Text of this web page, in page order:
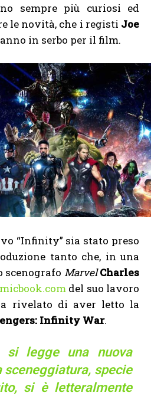
sempre più curiosi ed
le novità, che i registi Joe
in serbo per il film.
“Infinity” sia stato preso
tanto che, in una
scenografo Marvel Charles
del suo lavoro
rivelato di aver letto la
Infinity War.
si legge una nuova
sceneggiatura, specie
si è letteralmente